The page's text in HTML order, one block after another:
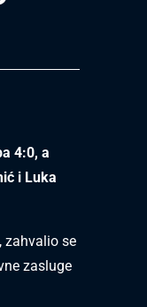
4:0, a
i Luka
zahvalio se
zasluge